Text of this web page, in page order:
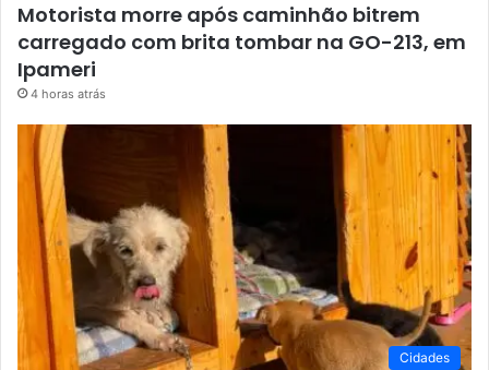
Motorista morre após caminhão bitrem
carregado com brita tombar na GO-213, em
Ipameri
4 horas atrás
Cidades